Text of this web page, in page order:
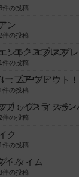
件の投稿
ン
2件の投稿
ント・エクスプレ
1件の投稿
：ムーブアウト！
1件の投稿
リップ：イスラ
2件の投稿
ク
1件の投稿
・タイム
件の投稿